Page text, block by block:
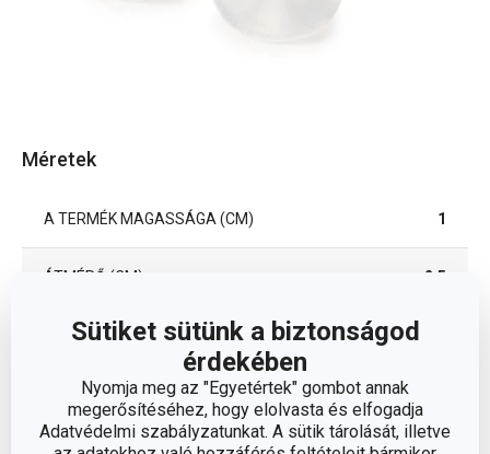
Sütiket sütünk a biztonságod
érdekében
Nyomja meg az "Egyetértek" gombot annak
megerősítéséhez, hogy elolvasta és elfogadja
Adatvédelmi szabályzatunkat. A sütik tárolását, illetve
Méretek
A TERMÉK MAGASSÁGA (CM) 1
ÁTMÉRŐ (CM) 2.5
Egyéb paraméterek
ANYAG szilikon